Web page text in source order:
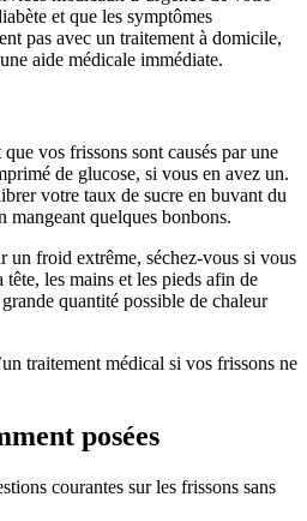
et que les symptômes
pas avec un traitement à domicile,
aide médicale immédiate.
vos frissons sont causés par une
de glucose, si vous en avez un.
votre taux de sucre en buvant du
mangeant quelques bonbons.
un froid extrême, séchez-vous si vous
les mains et les pieds afin de
quantité possible de chaleur
traitement médical si vos frissons ne
posées
courantes sur les frissons sans